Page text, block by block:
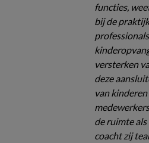
functies,
bij de
versterken
deze
van
de ruimte als
coacht zij